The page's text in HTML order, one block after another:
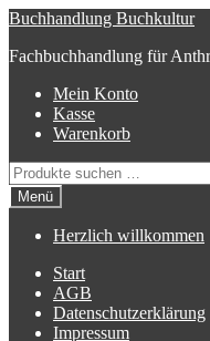
Zur
springen
Zum
springen
Buchhandlung Buchkultur
Fachbuchhandlung für
Mein Konto
Kasse
Warenkorb
Suchen
nach:
Menü
Herzlich willkommen
Start
AGB
Datenschutzerklärung
Impressum